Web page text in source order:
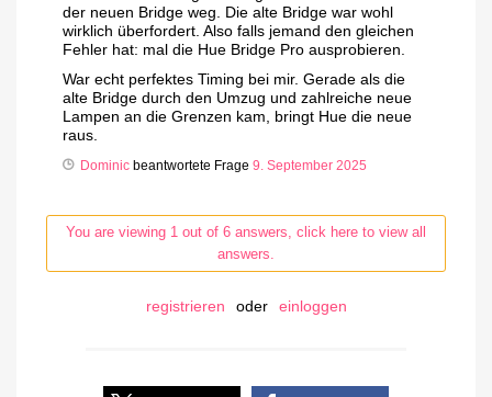
der neuen Bridge weg. Die alte Bridge war wohl
wirklich überfordert. Also falls jemand den gleichen
Fehler hat: mal die Hue Bridge Pro ausprobieren.
War echt perfektes Timing bei mir. Gerade als die
alte Bridge durch den Umzug und zahlreiche neue
Lampen an die Grenzen kam, bringt Hue die neue
raus.
Dominic beantwortete Frage 9. September 2025
You are viewing 1 out of 6 answers, click here to view all
answers.
registrieren oder einloggen